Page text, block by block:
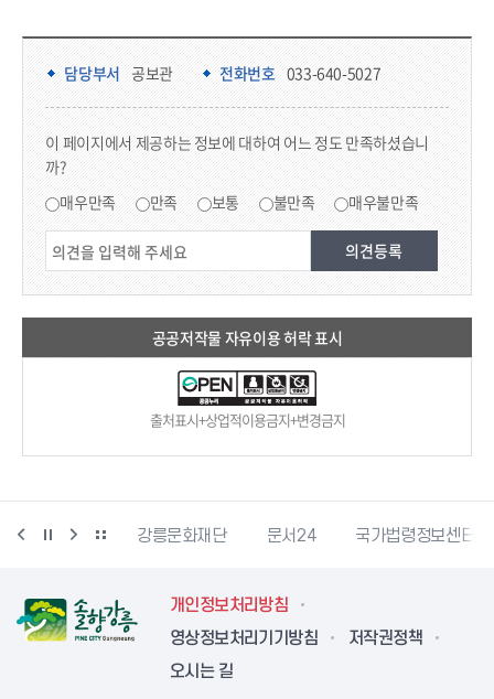
담당부서 정보 & 컨텐츠 만족도 조사 & 공공저작물 자유이용 허락 표시
담당부서 공보관 전화번호 033-640-5027
이 페이지에서 제공하는 정보에 대하여 어느 정도 만족하셨습니
까?
매우만족 만족 보통 불만족 매우불만족
공공저작물 자유이용 허락 표시
출처표시+상업적이용금지+변경금지
학산업진흥원 강릉문화재단 문서24 국가법령정보센터
개인정보처리방침
영상정보처리기기방침
저작권정책
오시는 길